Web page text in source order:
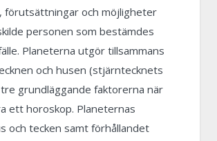
förutsättningar och möjligheter
personen som bestämdes
Planeterna utgör tillsammans
och husen (stjärntecknets
grundläggande faktorerna när
ett horoskop. Planeternas
och tecken samt förhållandet